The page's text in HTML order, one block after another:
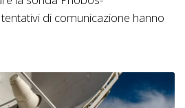
di comunicazione hanno